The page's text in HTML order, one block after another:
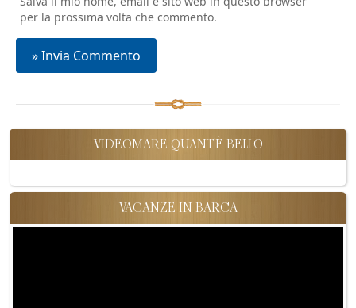
per la prossima volta che commento.
VIDEOMARE QUANT'È BELLO
VACANZE IN BARCA